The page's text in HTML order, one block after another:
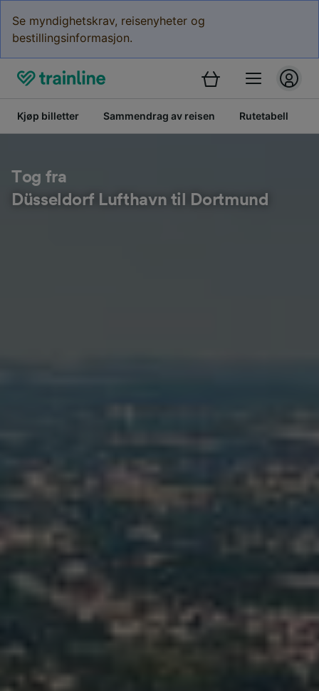
Se myndighetskrav, reisenyheter og
bestillingsinformasjon.
Kjøp billetter Sammendrag av reisen Rutetabell
Tog fra
Düsseldorf Lufthavn til Dortmund